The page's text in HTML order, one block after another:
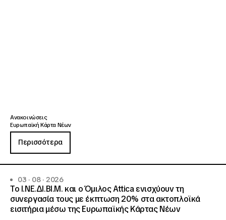
Ανακοινώσεις
Ευρωπαϊκή Κάρτα Νέων
Περισσότερα
03 · 08 · 2026
Το Ι.ΝΕ.ΔΙ.ΒΙ.Μ. και o Όμιλος Attica ενισχύουν τη
συνεργασία τους με έκπτωση 20% στα ακτοπλοϊκά
εισιτήρια μέσω της Ευρωπαϊκής Κάρτας Νέων